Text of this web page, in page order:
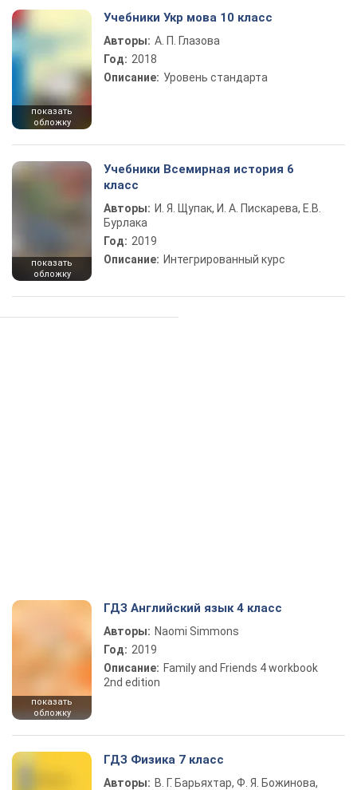
показать
обложку
Учебники Укр мова 10 класс
Авторы: А. П. Глазова
Год: 2018
Описание: Уровень стандарта
показать
обложку
Учебники Всемирная история 6
класс
Авторы: И. Я. Щупак, И. А. Пискарева, Е.В.
Бурлака
Год: 2019
Описание: Интегрированный курс
показать
обложку
ГДЗ Английский язык 4 класс
Авторы: Naomi Simmons
Год: 2019
Описание: Family and Friends 4 workbook
2nd edition
ГДЗ Физика 7 класс
Авторы: В. Г. Барьяхтар, Ф. Я. Божинова,